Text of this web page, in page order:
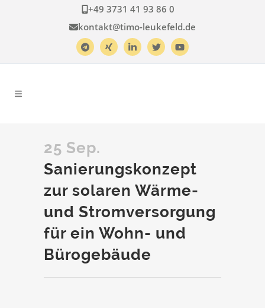
+49 3731 41 93 86 0
kontakt@timo-leukefeld.de
25 Sep.
Sanierungskonzept
zur solaren Wärme-
und Stromversorgung
für ein Wohn- und
Bürogebäude